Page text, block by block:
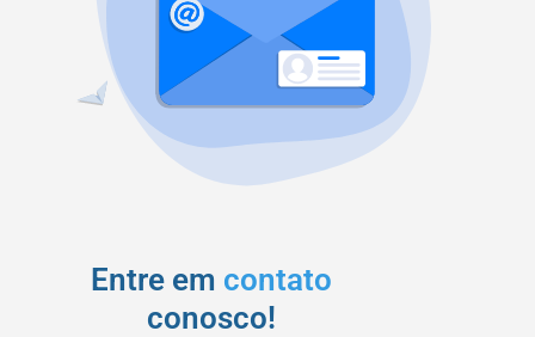
Entre em contato
conosco!